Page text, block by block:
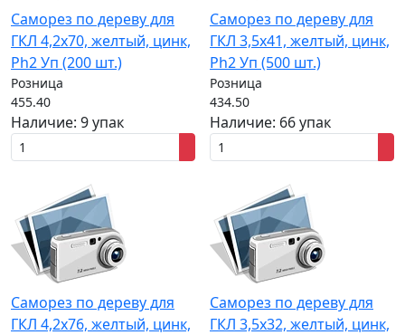
Саморез по дереву для
ГКЛ 4,2x70, желтый, цинк,
Ph2 Уп (200 шт.)
Розница
455.40
Наличие: 9 упак
Саморез по дереву для
ГКЛ 3,5x41, желтый, цинк,
Ph2 Уп (500 шт.)
Розница
434.50
Наличие: 66 упак
Саморез по дереву для
ГКЛ 4,2x76, желтый, цинк,
Саморез по дереву для
ГКЛ 3,5x32, желтый, цинк,